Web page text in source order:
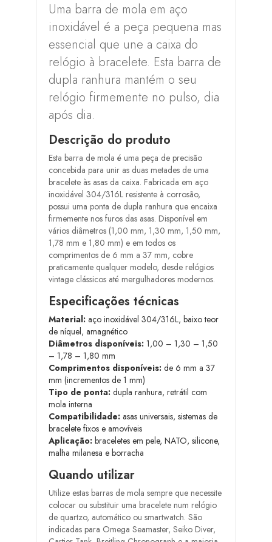
Uma barra de mola em aço
inoxidável é a peça pequena mas
essencial que une a caixa do
relógio à bracelete. Esta barra de
dupla ranhura mantém o seu
relógio firmemente no pulso, dia
após dia.
Descrição do produto
Esta barra de mola é uma peça de precisão
concebida para unir as duas metades de uma
bracelete às asas da caixa. Fabricada em aço
inoxidável 304/316L resistente à corrosão,
possui uma ponta de dupla ranhura que encaixa
firmemente nos furos das asas. Disponível em
vários diâmetros (1,00 mm, 1,30 mm, 1,50 mm,
1,78 mm e 1,80 mm) e em todos os
comprimentos de 6 mm a 37 mm, cobre
praticamente qualquer modelo, desde relógios
vintage clássicos até mergulhadores modernos.
Especificações técnicas
Material: aço inoxidável 304/316L, baixo teor
de níquel, amagnético
Diâmetros disponíveis: 1,00 – 1,30 – 1,50
– 1,78 – 1,80 mm
Comprimentos disponíveis: de 6 mm a 37
mm (incrementos de 1 mm)
Tipo de ponta: dupla ranhura, retrátil com
mola interna
Compatibilidade: asas universais, sistemas de
bracelete fixos e amovíveis
Aplicação: braceletes em pele, NATO, silicone,
malha milanesa e borracha
Quando utilizar
Utilize estas barras de mola sempre que necessite
colocar ou substituir uma bracelete num relógio
de quartzo, automático ou smartwatch. São
indicadas para Omega Seamaster, Seiko Diver,